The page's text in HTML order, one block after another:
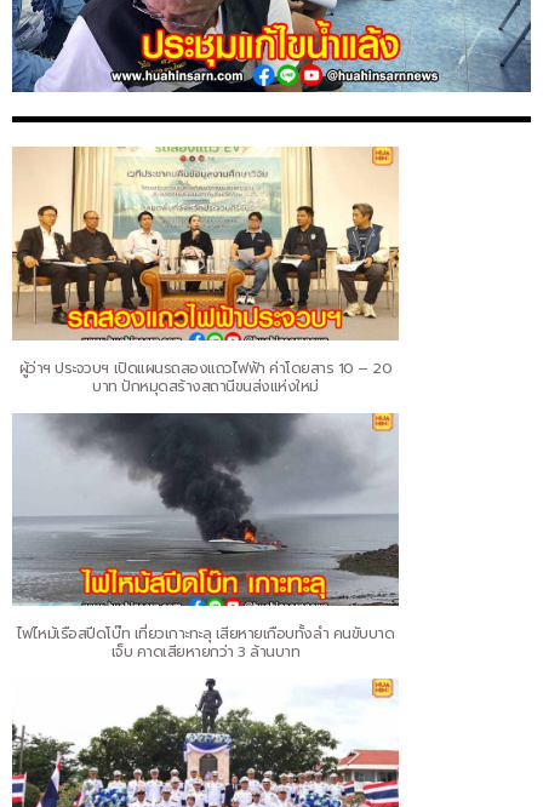
ผู้ว่าฯ ประจวบฯ เปิดแผนรถสองแถวไฟฟ้า ค่าโดยสาร 10 – 20
บาท ปักหมุดสร้างสถานีขนส่งแห่งใหม่
ไฟไหม้เรือสปีดโบ๊ท เที่ยวเกาะทะลุ เสียหายเกือบทั้งลำ คนขับบาด
เจ็บ คาดเสียหายกว่า 3 ล้านบาท